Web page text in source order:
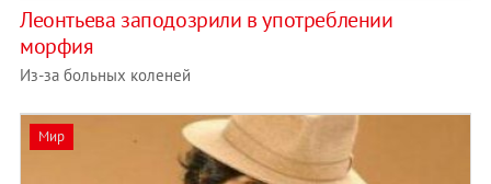
Леонтьева заподозрили в употреблении
морфия
Из-за больных коленей
Мир